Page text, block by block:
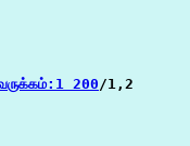
200/1,2